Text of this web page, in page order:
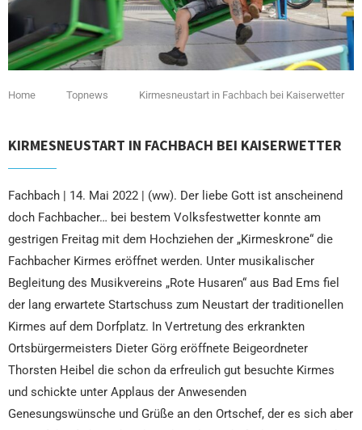
Home Topnews Kirmesneustart in Fachbach bei Kaiserwetter
KIRMESNEUSTART IN FACHBACH BEI KAISERWETTER
Fachbach | 14. Mai 2022 | (ww). Der liebe Gott ist anscheinend
doch Fachbacher… bei bestem Volksfestwetter konnte am
gestrigen Freitag mit dem Hochziehen der „Kirmeskrone“ die
Fachbacher Kirmes eröffnet werden. Unter musikalischer
Begleitung des Musikvereins „Rote Husaren“ aus Bad Ems fiel
der lang erwartete Startschuss zum Neustart der traditionellen
Kirmes auf dem Dorfplatz. In Vertretung des erkrankten
Ortsbürgermeisters Dieter Görg eröffnete Beigeordneter
Thorsten Heibel die schon da erfreulich gut besuchte Kirmes
und schickte unter Applaus der Anwesenden
Genesungswünsche und Grüße an den Ortschef, der es sich aber